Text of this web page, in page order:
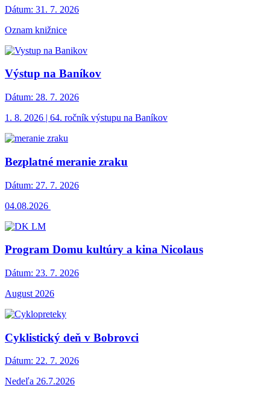
Dátum: 31. 7. 2026
Oznam knižnice
Výstup na Baníkov
Dátum: 28. 7. 2026
1. 8. 2026 | 64. ročník výstupu na Baníkov
Bezplatné meranie zraku
Dátum: 27. 7. 2026
04.08.2026
Program Domu kultúry a kina Nicolaus
Dátum: 23. 7. 2026
August 2026
Cyklistický deň v Bobrovci
Dátum: 22. 7. 2026
Nedeľa 26.7.2026